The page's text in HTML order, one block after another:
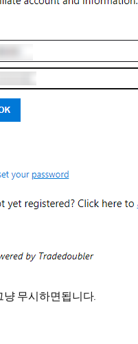
무시하면됩니다.